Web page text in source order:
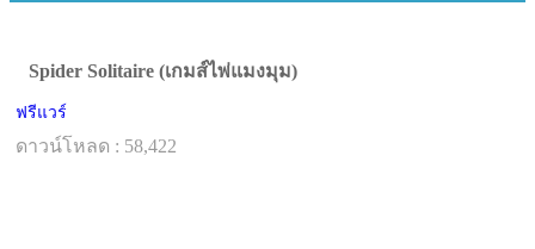
Spider Solitaire (เกมส์ไพ่แมงมุม)
ฟรีแวร์
ดาวน์โหลด : 58,422